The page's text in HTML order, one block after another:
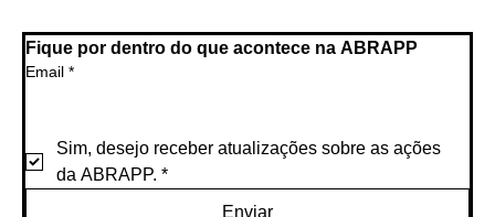
Fique por dentro do que acontece na ABRAPP
Email *
Sim, desejo receber atualizações sobre as ações
da ABRAPP. *
Enviar